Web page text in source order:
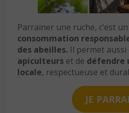
Parrainer une ruche, c’est
consommation
des abeilles. Il permet aussi
apiculteurs et de défendre
locale, respectueuse et
JE